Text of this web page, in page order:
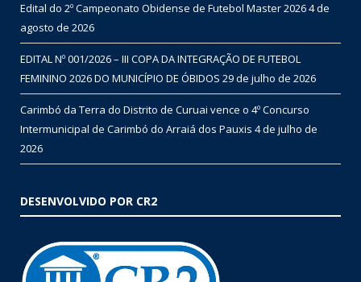
Edital do 2º Campeonato Obidense de Futebol Master 20264 de
agosto de 2026
EDITAL Nº 001/2026 – III COPA DA INTEGRAÇÃO DE FUTEBOL
FEMININO 2026 DO MUNICÍPIO DE ÓBIDOS 29 de julho de 2026
Carimbó da Terra do Distrito de Curuai vence o 4º Concurso
Intermunicipal de Carimbó do Arraiá dos Pauxis 4 de julho de
2026
DESENVOLVIDO POR CR2